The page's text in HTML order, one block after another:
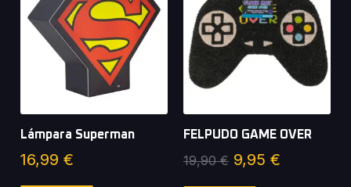
Lámpara Superman
16,99 €
FELPUDO GAME OVER
19,90€ 9,95 €